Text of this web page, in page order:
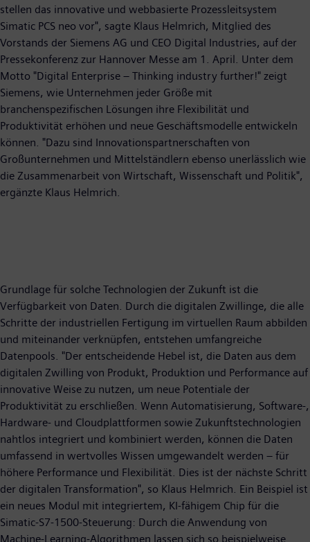
stellen das innovative und webbasierte Prozessleitsystem
Simatic PCS neo vor", sagte Klaus Helmrich, Mitglied des
Vorstands der Siemens AG und CEO Digital Industries, auf der
Pressekonferenz zur Hannover Messe am 1. April. Unter dem
Motto "Digital Enterprise – Thinking industry further!" zeigt
Siemens, wie Unternehmen jeder Größe mit
branchenspezifischen Lösungen ihre Flexibilität und
Produktivität erhöhen und neue Geschäftsmodelle entwickeln
können. "Dazu sind Innovationspartnerschaften von
Großunternehmen und Mittelständlern ebenso unerlässlich wie
die Zusammenarbeit von Wirtschaft, Wissenschaft und Politik",
ergänzte Klaus Helmrich.
Grundlage für solche Technologien der Zukunft ist die
Verfügbarkeit von Daten. Durch die digitalen Zwillinge, die alle
Schritte der industriellen Fertigung im virtuellen Raum abbilden
und miteinander verknüpfen, entstehen umfangreiche
Datenpools. "Der entscheidende Hebel ist, die Daten aus dem
digitalen Zwilling von Produkt, Produktion und Performance auf
innovative Weise zu nutzen, um neue Potentiale der
Produktivität zu erschließen. Wenn Automatisierung, Software-,
Hardware- und Cloudplattformen sowie Zukunftstechnologien
nahtlos integriert und kombiniert werden, können die Daten
umfassend in wertvolles Wissen umgewandelt werden – für
höhere Performance und Flexibilität. Dies ist der nächste Schritt
der digitalen Transformation", so Klaus Helmrich. Ein Beispiel ist
ein neues Modul mit integriertem, KI-fähigem Chip für die
Simatic-S7-1500-Steuerung: Durch die Anwendung von
Machine-Learning-Algorithmen lassen sich so beispielweise